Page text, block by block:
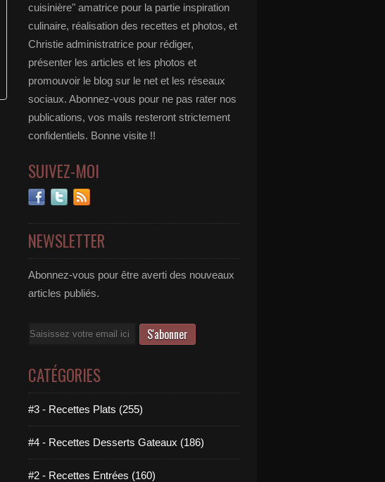
cuisinière" amatrice pour la partie inspiration
culinaire, réalisation des recettes et photos, et
Christie administratrice pour rédiger,
présenter les articles et les photos et
promouvoir le blog sur le net et les réseaux
sociaux. Abonnez-vous pour ne pas rater nos
publications, vos mails resteront strictement
confidentiels. Bonne visite !!
SUIVEZ-MOI
NEWSLETTER
Abonnez-vous pour être averti des nouveaux
articles publiés.
Email
CATÉGORIES
#3 - Recettes Plats (255)
#4 - Recettes Desserts Gateaux (186)
#2 - Recettes Entrées (160)